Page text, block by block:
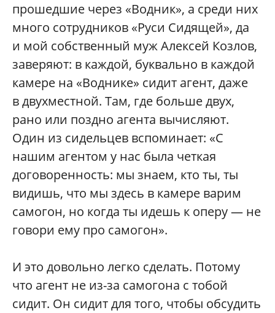
прошедшие через «Водник», а среди них
много сотрудников «Руси Сидящей», да
и мой собственный муж Алексей Козлов,
заверяют: в каждой, буквально в каждой
камере на «Воднике» сидит агент, даже
в двухместной. Там, где больше двух,
рано или поздно агента вычисляют.
Один из сидельцев вспоминает: «С
нашим агентом у нас была четкая
договоренность: мы знаем, кто ты, ты
видишь, что мы здесь в камере варим
самогон, но когда ты идешь к оперу — не
говори ему про самогон».
И это довольно легко сделать. Потому
что агент не из-за самогона с тобой
сидит. Он сидит для того, чтобы обсудить